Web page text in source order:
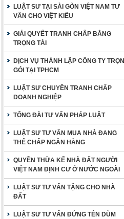
LUẬT SƯ TẠI SÀI GÒN VIỆT NAM TƯ
VẤN CHO VIỆT KIỀU
GIẢI QUYẾT TRANH CHẤP BẰNG
TRỌNG TÀI
DỊCH VỤ THÀNH LẬP CÔNG TY TRỌN
GÓI TẠI TPHCM
LUẬT SƯ CHUYÊN TRANH CHẤP
DOANH NGHIỆP
TỔNG ĐÀI TƯ VẤN PHÁP LUẬT
LUẬT SƯ TƯ VẤN MUA NHÀ ĐANG
THẾ CHẤP NGÂN HÀNG
QUYỀN THỪA KẾ NHÀ ĐẤT NGƯỜI
VIỆT NAM ĐỊNH CƯ Ở NƯỚC NGOÀI
LUẬT SƯ TƯ VẤN TẶNG CHO NHÀ
ĐẤT
LUẬT SƯ TƯ VẤN ĐỨNG TÊN DÙM